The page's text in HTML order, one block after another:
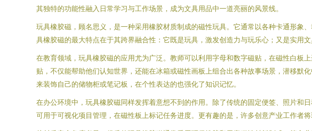
其独特的功能性融入日常学习与工作场景，成为文具用品中一道亮丽的风景线。
玩具橡胶磁，顾名思义，是一种采用橡胶材质制成的磁性玩具。它通常以各种卡通形象
具橡胶磁的最大特点在于其跨界融合性：它既是玩具，激发创造力与玩乐心；又是实用
在教育领域，玩具橡胶磁的应用尤为广泛。教师可以利用字母和数字磁贴，在磁性白板
贴，不仅能帮助他们认知世界，还能在冰箱或磁性画板上组合出各种故事场景，潜移
来装饰自己的储物柜或笔记板，在个性表达的也强化了知识记忆。
在办公环境中，玩具橡胶磁同样发挥着意想不到的作用。除了传统的固定便签、照片和
可用于可视化项目管理，在磁性板上标记任务进度。更有趣的是，许多创意产业工作者